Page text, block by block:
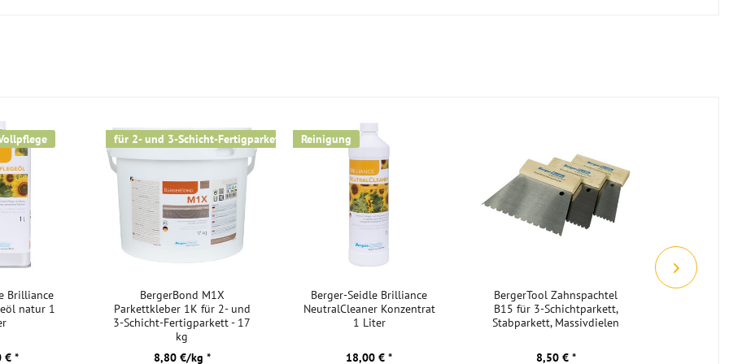
dadurch zu
und
das dank
ist und die
Fertigparketts
dass die
werden.
das
Brilliance
natur 1
€ *
für 2- und 3-Schicht-Fertigparkett
BergerBond M1X
Parkettkleber 1K für 2- und
3-Schicht-Fertigparkett - 17
kg
8,80 €/kg *
Reinigung
Berger-Seidle Brilliance
NeutralCleaner Konzentrat
1 Liter
18,00 € *
BergerTool Zahnspachtel
B15 für 3-Schichtparkett,
Stabparkett, Massivdielen
8,50 € *